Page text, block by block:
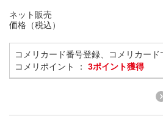
ネット販売
価格（税込）
コメリカード番号登録、コメリカード
コメリポイント ： 3ポイント獲得